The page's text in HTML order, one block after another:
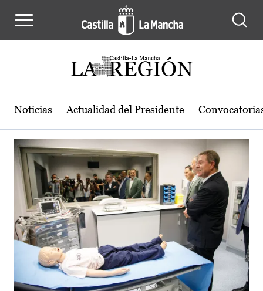
Actualidad de la región de Castilla-
Noticias Actualidad del Presidente